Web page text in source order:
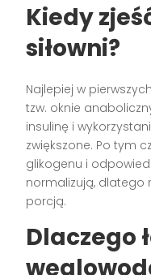
Kiedy
siłowni?
Najlepiej w
tzw. oknie
insulinę i
zwiększone. Po tym
glikogenu i
normalizują, dlatego
porcją.
Dlaczego